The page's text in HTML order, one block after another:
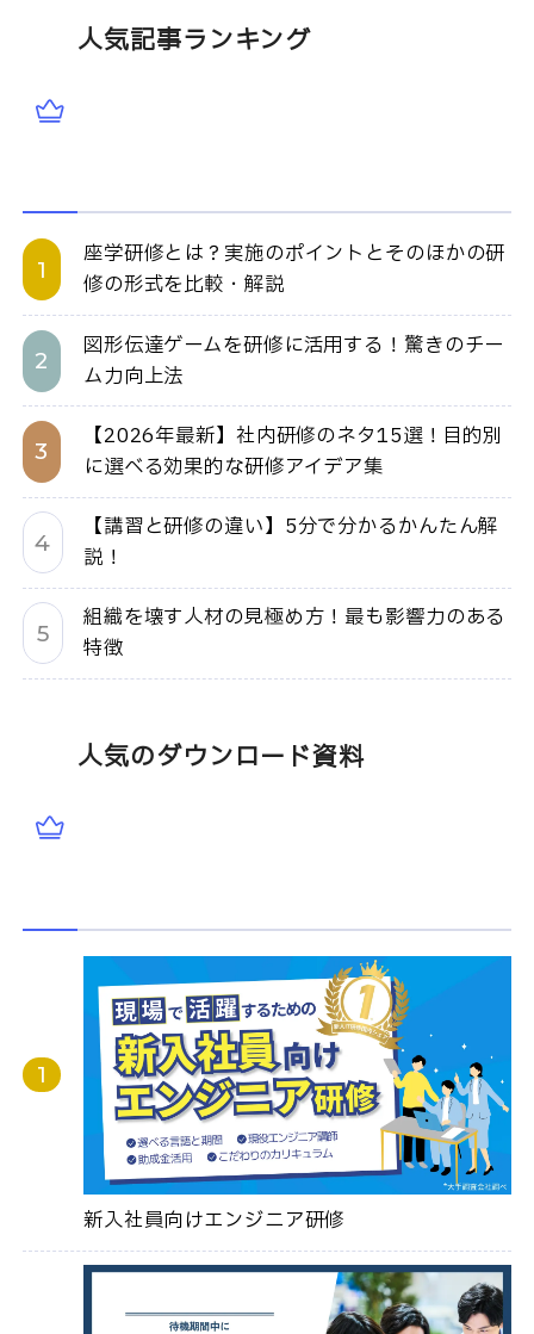
人気記事ランキング
座学研修とは？実施のポイントとそのほかの研
修の形式を比較・解説
図形伝達ゲームを研修に活用する！驚きのチー
ム力向上法
【2026年最新】社内研修のネタ15選！目的別
に選べる効果的な研修アイデア集
【講習と研修の違い】5分で分かるかんたん解
説！
組織を壊す人材の見極め方！最も影響力のある
特徴
人気のダウンロード資料
新入社員向けエンジニア研修